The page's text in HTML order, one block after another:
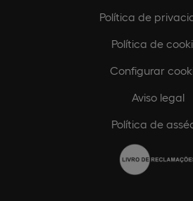
Política de
Política de
Configurar
Aviso legal
Política de